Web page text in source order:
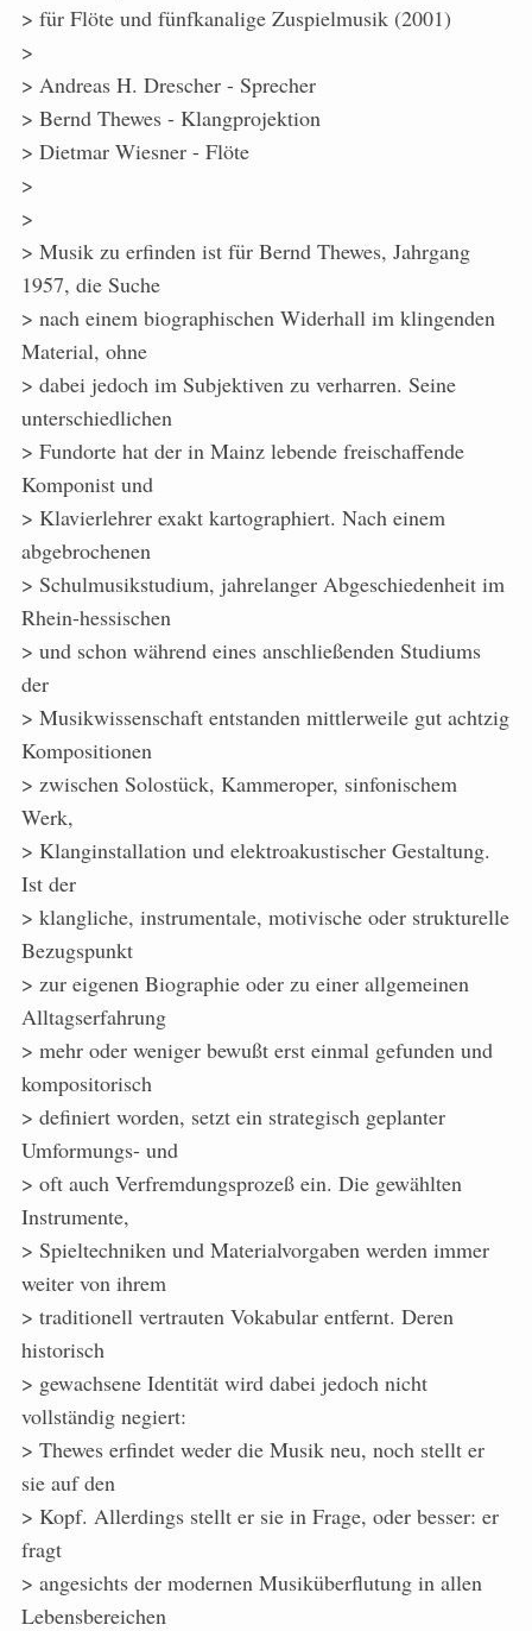
> für Flöte und fünfkanalige Zuspielmusik (2001)
>
> Andreas H. Drescher - Sprecher
> Bernd Thewes - Klangprojektion
> Dietmar Wiesner - Flöte
>
>
> Musik zu erfinden ist für Bernd Thewes, Jahrgang
1957, die Suche
> nach einem biographischen Widerhall im klingenden
Material, ohne
> dabei jedoch im Subjektiven zu verharren. Seine
unterschiedlichen
> Fundorte hat der in Mainz lebende freischaffende
Komponist und
> Klavierlehrer exakt kartographiert. Nach einem
abgebrochenen
> Schulmusikstudium, jahrelanger Abgeschiedenheit im
Rhein-hessischen
> und schon während eines anschließenden Studiums
der
> Musikwissenschaft entstanden mittlerweile gut achtzig
Kompositionen
> zwischen Solostück, Kammeroper, sinfonischem
Werk,
> Klanginstallation und elektroakustischer Gestaltung.
Ist der
> klangliche, instrumentale, motivische oder strukturelle
Bezugspunkt
> zur eigenen Biographie oder zu einer allgemeinen
Alltagserfahrung
> mehr oder weniger bewußt erst einmal gefunden und
kompositorisch
> definiert worden, setzt ein strategisch geplanter
Umformungs- und
> oft auch Verfremdungsprozeß ein. Die gewählten
Instrumente,
> Spieltechniken und Materialvorgaben werden immer
weiter von ihrem
> traditionell vertrauten Vokabular entfernt. Deren
historisch
> gewachsene Identität wird dabei jedoch nicht
vollständig negiert:
> Thewes erfindet weder die Musik neu, noch stellt er
sie auf den
> Kopf. Allerdings stellt er sie in Frage, oder besser: er
fragt
> angesichts der modernen Musiküberflutung in allen
Lebensbereichen